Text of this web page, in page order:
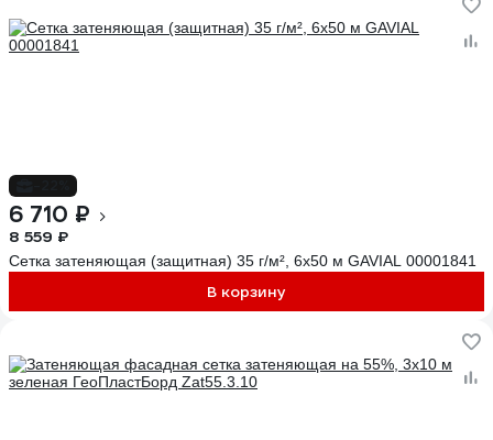
6 710 ₽
8 559 ₽
Сетка затеняющая (защитная) 35 г/м², 6x50 м GAVIAL 00001841
В корзину